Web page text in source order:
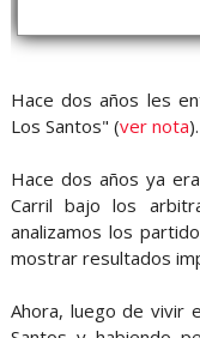
Hace dos años les
Los Santos" (ver nota).
Hace dos años ya
Carril bajo los
analizamos los
mostrar resultados
Ahora, luego de vivir